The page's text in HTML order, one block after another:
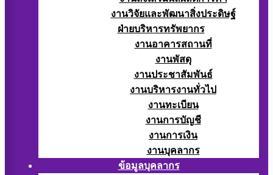
งานวิจัยและพัฒนาสิ่งประดิษฐ์
ฝ่ายบริหารทรัพยากร
งานอาคารสถานที่
งานพัสดุ
งานประชาสัมพันธ์
งานบริหารงานทั่วไป
งานทะเบียน
งานการบัญชี
งานการเงิน
งานบุคลากร
ข้อมูลบุคลากร